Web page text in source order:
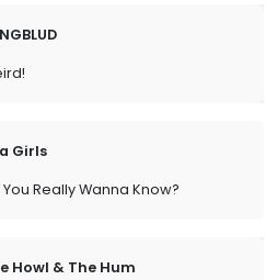
Girls
You Really Wanna Know?
Howl & The Hum